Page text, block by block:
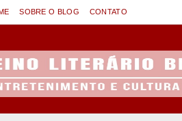
SOBRE O BLOG CONTATO